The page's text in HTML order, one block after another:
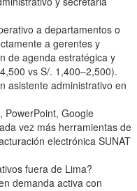
a departamentos o
a gerentes y
de agenda estratégica y
vs S/. 1,400–2,500).
asistente administrativo en
PowerPoint, Google
vez más herramientas de
electrónica SUNAT
fuera de Lima?
demanda activa con